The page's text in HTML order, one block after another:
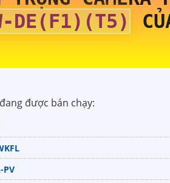
DE(F1)(T5)
được bán chạy:
PV